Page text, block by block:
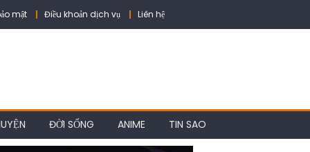
mật Điều khoản dịch vụ Liên hệ
ĐỜI SỐNG ANIME TIN SAO